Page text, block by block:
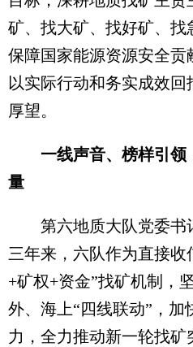
矿、找大矿、找好矿、找
保障国家能源资源安全贡
以实际行动和务实成效
厚望。
一线声音、榜样引领
量
第六地质大队党委书
三年来，六队作为直接收
+矿权+资金”找矿机制，
外、海上“四线联动”，加
力，全力推动新一轮找